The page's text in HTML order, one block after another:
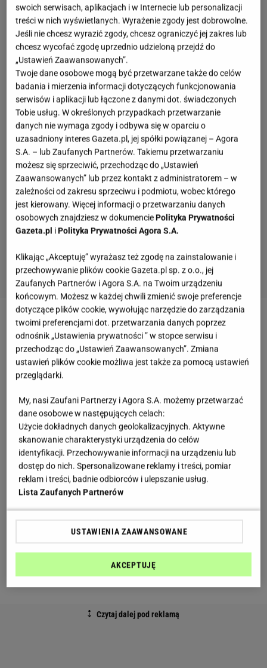
Zobacz wideoSurowy makaron z cukinii z pesto
pietruszkowym
Jaki jest prosty przepis na kabaczka? W środku
czeka mięso i roztopiony ser
Ten spory placek wygląda niepozornie tylko do
momentu przekrojenia. W środku pojawia się dobrze
doprawione mięso mielone, podsmażona cebula i
rozpuszczony ser, który spaja cały farsz. Dzięki temu
danie jest sycące i sprawdza się zarówno na
jak i ciepłą kolację.Kabaczek po usmażeniu
pozostaje delikatny, a jednocześnie tworzy
Składniki na ciasto:
swoich serwisach, aplikacjach i w Internecie lub personalizacji
treści w nich wyświetlanych. Wyrażenie zgody jest dobrowolne.
Jeśli nie chcesz wyrazić zgody, chcesz ograniczyć jej zakres lub
chcesz wycofać zgodę uprzednio udzieloną przejdź do
„Ustawień Zaawansowanych”.
Twoje dane osobowe mogą być przetwarzane także do celów
badania i mierzenia informacji dotyczących funkcjonowania
serwisów i aplikacji lub łączone z danymi dot. świadczonych
Tobie usług. W określonych przypadkach przetwarzanie
danych nie wymaga zgody i odbywa się w oparciu o
uzasadniony interes Gazeta.pl, jej spółki powiązanej – Agora
S.A. – lub Zaufanych Partnerów. Takiemu przetwarzaniu
możesz się sprzeciwić, przechodząc do „Ustawień
Zaawansowanych” lub przez kontakt z administratorem – w
zależności od zakresu sprzeciwu i podmiotu, wobec którego
jest kierowany. Więcej informacji o przetwarzaniu danych
osobowych znajdziesz w dokumenciePolityka Prywatności
Gazeta.pl iPolityka Prywatności Agora S.A.
Klikając „Akceptuję” wyrażasz też zgodę na zainstalowanie i
przechowywanie plików cookie Gazeta.pl sp. z o.o., jej
Zaufanych Partnerów i Agora S.A. na Twoim urządzeniu
końcowym. Możesz w każdej chwili zmienić swoje preferencje
dotyczące plików cookie, wywołując narzędzie do zarządzania
twoimi preferencjami dot. przetwarzania danych poprzez
odnośnik „Ustawienia prywatności ” w stopce serwisu i
przechodząc do „Ustawień Zaawansowanych”. Zmiana
ustawień plików cookie możliwa jest także za pomocą ustawień
przeglądarki.
My, nasi Zaufani Partnerzy i Agora S.A. możemy przetwarzać
dane osobowe w następujących celach:
Użycie dokładnych danych geolokalizacyjnych. Aktywne
skanowanie charakterystyki urządzenia do celów
identyfikacji. Przechowywanie informacji na urządzeniu lub
dostęp do nich. Spersonalizowane reklamy i treści, pomiar
reklam i treści, badnie odbiorców i ulepszanie usług.
Lista Zaufanych Partnerów
USTAWIENIA ZAAWANSOWANE
AKCEPTUJĘ